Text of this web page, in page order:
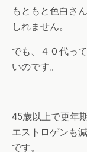
もともと色白さ
しれません。
でも、４０代っ
いのです。
45歳以上で更年
エストロゲンも
です。